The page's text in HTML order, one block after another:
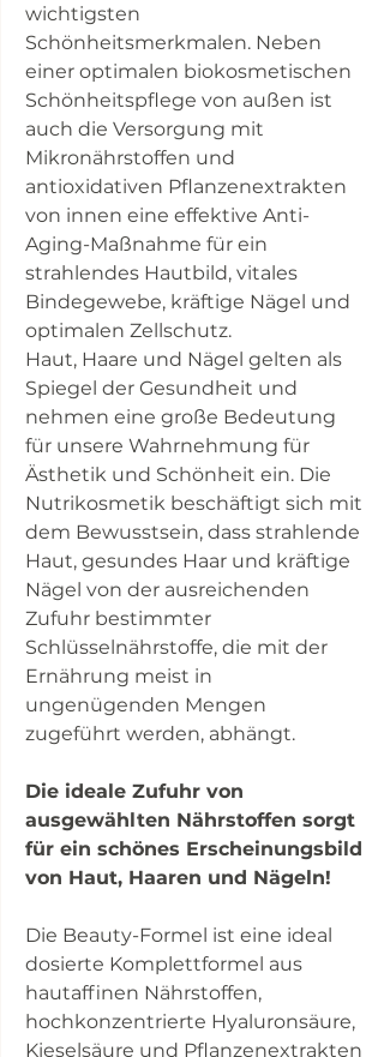
wichtigsten
Schönheitsmerkmalen. Neben
einer optimalen biokosmetischen
Schönheitspflege von außen ist
auch die Versorgung mit
Mikronährstoffen und
antioxidativen Pflanzenextrakten
von innen eine effektive Anti-
Aging-Maßnahme für ein
strahlendes Hautbild, vitales
Bindegewebe, kräftige Nägel und
optimalen Zellschutz.
Haut, Haare und Nägel gelten als
Spiegel der Gesundheit und
nehmen eine große Bedeutung
für unsere Wahrnehmung für
Ästhetik und Schönheit ein. Die
Nutrikosmetik beschäftigt sich mit
dem Bewusstsein, dass strahlende
Haut, gesundes Haar und kräftige
Nägel von der ausreichenden
Zufuhr bestimmter
Schlüsselnährstoffe, die mit der
Ernährung meist in
ungenügenden Mengen
zugeführt werden, abhängt.
Die ideale Zufuhr von
ausgewählten Nährstoffen sorgt
für ein schönes Erscheinungsbild
von Haut, Haaren und Nägeln!
Die Beauty-Formel ist eine ideal
dosierte Komplettformel aus
hautaffinen Nährstoffen,
hochkonzentrierte Hyaluronsäure,
Kieselsäure und Pflanzenextrakten